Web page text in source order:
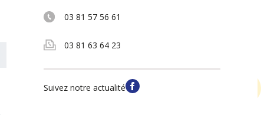
03 81 57 56 61
03 81 63 64 23
Suivez notre actualité